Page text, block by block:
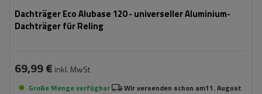
Dachträger Eco Alubase 120 - universeller Aluminium-
Dachträger für Reling
69,99 € inkl. MwSt
Große Menge verfügbar Wir versenden schon am11. August